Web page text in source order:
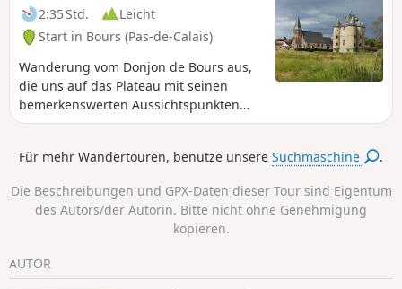
2:35 Std.
Leicht
Start in Bours (Pas-de-Calais)
Wanderung vom Donjon de Bours aus,
die uns auf das Plateau mit seinen
bemerkenswerten Aussichtspunkten
führt. Sie steigen wieder hinunter zum
kleinen Rundgang durch die Gassen
Für mehr Wandertouren, benutze unsereSuchmaschine .
Die Beschreibungen und GPX-Daten dieser Tour sind Eigentum
des Autors/der Autorin. Bitte nicht ohne Genehmigung
kopieren.
AUTOR